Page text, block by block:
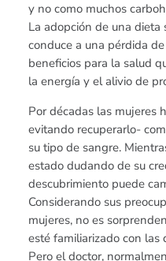
y no como muchos
La adopción de una
conduce a una pérdida
beneficios para la salud
la energía y el alivio de
Por décadas las mujeres
evitando recuperarlo-
su tipo de sangre.
estado dudando de su
descubrimiento puede
Considerando sus
mujeres, no es
esté familiarizado con las
Pero el doctor,